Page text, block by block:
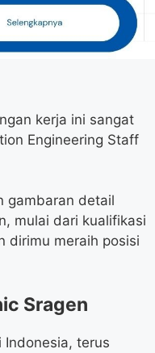
kerja ini sangat
Engineering Staff
gambaran detail
mulai dari kualifikasi
dirimu meraih posisi
Sragen
Indonesia, terus